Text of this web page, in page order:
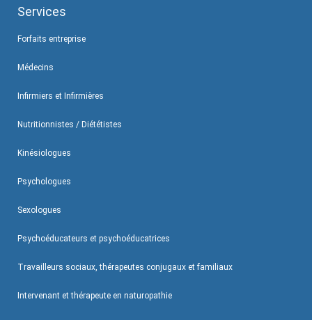
Services
Forfaits entreprise
Médecins
Infirmiers et Infirmières
Nutritionnistes / Diététistes
Kinésiologues
Psychologues
Sexologues
Psychoéducateurs et psychoéducatrices
Travailleurs sociaux, thérapeutes conjugaux et familiaux
Intervenant et thérapeute en naturopathie